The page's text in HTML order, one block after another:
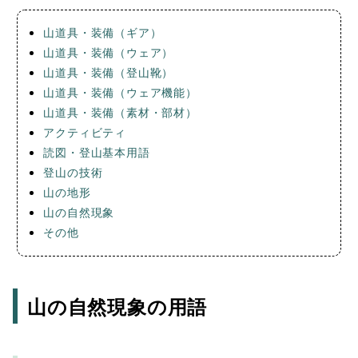
山道具・装備（ギア）
山道具・装備（ウェア）
山道具・装備（登山靴）
山道具・装備（ウェア機能）
山道具・装備（素材・部材）
アクティビティ
読図・登山基本用語
登山の技術
山の地形
山の自然現象
その他
山の自然現象の用語